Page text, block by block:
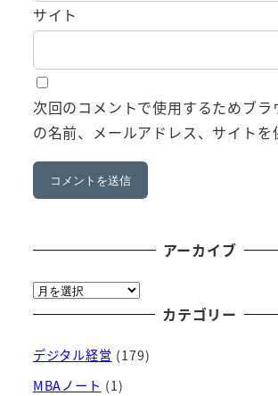
サイト
次回のコメントで使用するためブラ
の名前、メールアドレス、サイトを
アーカイブ
ア
ー
イ
ブ
カテゴリー
デジタル経営 (179)
MBAノート (1)